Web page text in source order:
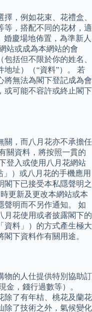
，例如花束、花禮盒、
等，搭配不同的花材，適
慶場地佈置，為準新人
站或成為本網站的會
括但不限於你的姓名、
址）（“資料”）。 若
將無法為閣下登記成為會
或可能不容許或終止閣下
關，而八月花亦不承擔任
關資料，將按照一貫的
登入或使用八月花網站
」）或八月花的手機應用
閣下已接受本私隱聲明之
更新及更改本網站或本
聲明而不另作通知。 如
月花使用或者披露閣下的
資料」）的方式產生極大
下資料作有關用途。
物的人仕提供特別協助訂
金，錢行過數等）。
除了有年桔、桃花及蘭花
除了技術之外，氣候變化